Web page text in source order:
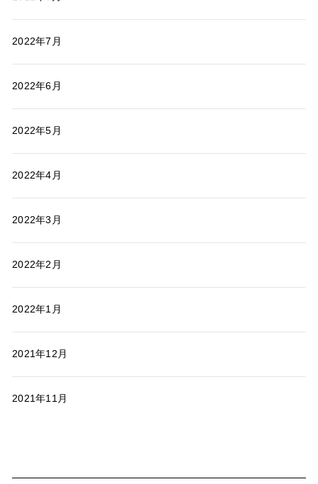
2022年7月
2022年6月
2022年5月
2022年4月
2022年3月
2022年2月
2022年1月
2021年12月
2021年11月